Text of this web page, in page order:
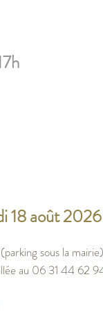
18 août 2026
(parking sous la mairie)
au 06 31 44 62